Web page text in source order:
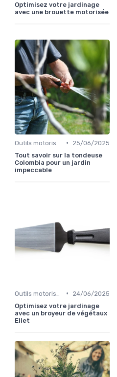
Optimisez votre jardinage
avec une brouette motorisée
•
25/06/2025
Tout savoir sur la tondeuse
Colombia pour un jardin
impeccable
•
24/06/2025
Optimisez votre jardinage
avec un broyeur de végétaux
Eliet